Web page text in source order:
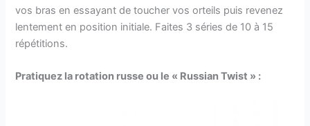
vos bras en essayant de toucher vos orteils puis revenez
lentement en position initiale. Faites 3 séries de 10 à 15
répétitions.
Pratiquez la rotation russe ou le « Russian Twist » :